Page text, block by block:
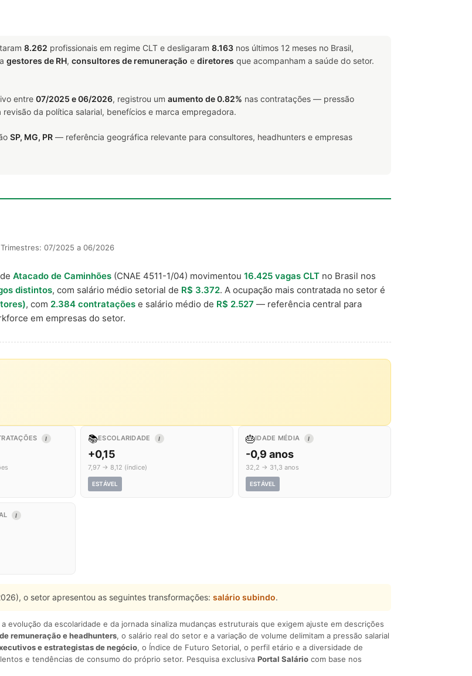
8.262 profissionais em regime CLT e desligaram 8.163 nos últimos 12 meses no Brasil,
gestores de RH, consultores de remuneração e diretores que acompanham a saúde do setor.
entre 07/2025 e 06/2026, registrou um aumento de 0.82% nas contratações — pressão
da política salarial, benefícios e marca empregadora.
SP, MG, PR — referência geográfica relevante para consultores, headhunters e empresas
07/2025 a 06/2026
Atacado de Caminhões (CNAE 4511-1/04) movimentou 16.425 vagas CLT no Brasil nos
distintos, com salário médio setorial de R$ 3.372. A ocupação mais contratada no setor é
, com 2.384 contratações e salário médio de R$ 2.527 — referência central para
em empresas do setor.
I 📚ESCOLARIDADE I
+0,15
7,97 → 8,12 (índice)
ESTÁVEL
🎂IDADE MÉDIA I
-0,9 anos
32,2 → 31,3 anos
ESTÁVEL
I
o setor apresentou as seguintes transformações: salário subindo.
a evolução da escolaridade e da jornada sinaliza mudanças estruturais que exigem ajuste em descrições
remuneração e headhunters, o salário real do setor e a variação de volume delimitam a pressão salarial
e estrategistas de negócio, o Índice de Futuro Setorial, o perfil etário e a diversidade de
e tendências de consumo do próprio setor. Pesquisa exclusiva Portal Salário com base nos